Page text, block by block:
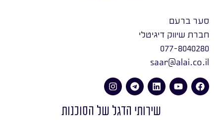
סער ברעם
חברת שיווק דיגיטלי
077-8040280
saar@alai.co.il
שירותי הדגל של הסוכנות